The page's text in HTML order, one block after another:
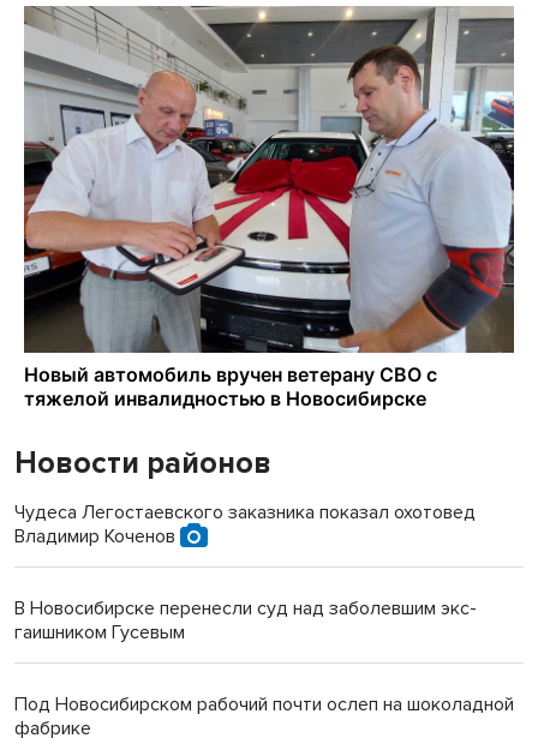
Новости районов
Чудеса Легостаевского заказника показал охотовед
Владимир Коченов
В Новосибирске перенесли суд над заболевшим экс-
гаишником Гусевым
Под Новосибирском рабочий почти ослеп на шоколадной
фабрике